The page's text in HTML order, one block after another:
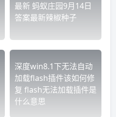
最新 蚂蚁庄园9月14日
答案最新辣椒种子
深度win8.1下无法自动
加载flash插件该如何修
复 flash无法加载插件是
什么意思